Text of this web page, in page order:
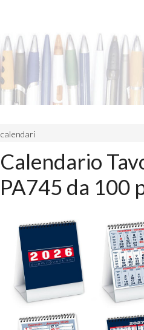
calendari
Calendario
PA745 da 100